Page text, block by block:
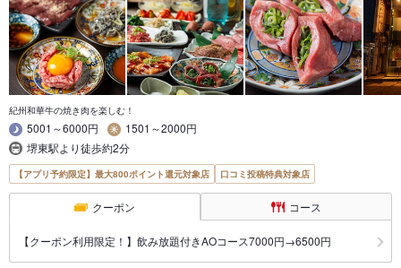
紀州和華牛の焼き肉を楽しむ！
5001～6000円
1501～2000円
堺東駅より徒歩約2分
【アプリ予約限定】最大800ポイント還元対象店 口コミ投稿特典対象店
クーポン コース
【クーポン利用限定！】飲み放題付きAOコース7000円→6500円